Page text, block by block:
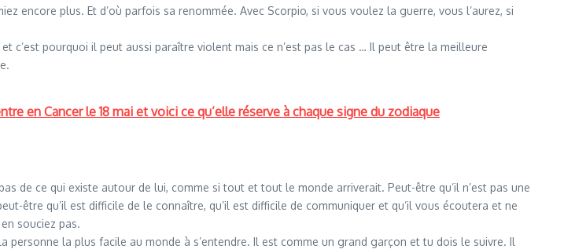
encore plus. Et d’où parfois sa renommée. Avec Scorpio, si vous voulez la guerre, vous l’aurez, si
c’est pourquoi il peut aussi paraître violent mais ce n’est pas le cas … Il peut être la meilleure
en Cancer le 18 mai et voici ce qu’elle réserve à chaque signe du zodiaque
de ce qui existe autour de lui, comme si tout et tout le monde arriverait. Peut-être qu’il n’est pas une
être qu’il est difficile de le connaître, qu’il est difficile de communiquer et qu’il vous écoutera et ne
souciez pas.
la plus facile au monde à s’entendre. Il est comme un grand garçon et tu dois le suivre. Il